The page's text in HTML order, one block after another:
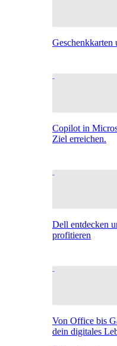
Geschenkkarten
Copilot in
Ziel erreichen.
Dell entdecken
profitieren
Von Office bis
dein digitales